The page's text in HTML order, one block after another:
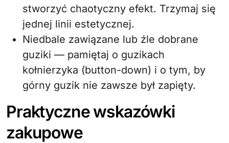
stworzyć chaotyczny efekt. Trzymaj się
jednej linii estetycznej.
Niedbale zawiązane lub źle dobrane
guziki — pamiętaj o guzikach
kołnierzyka (button-down) i o tym, by
górny guzik nie zawsze był zapięty.
Praktyczne wskazówki
zakupowe